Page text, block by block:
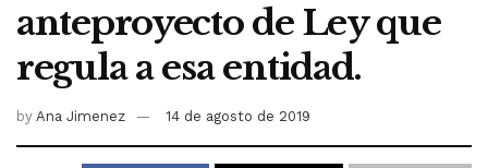
anteproyecto de Ley que
regula a esa entidad.
by Ana Jimenez 14 de agosto de 2019